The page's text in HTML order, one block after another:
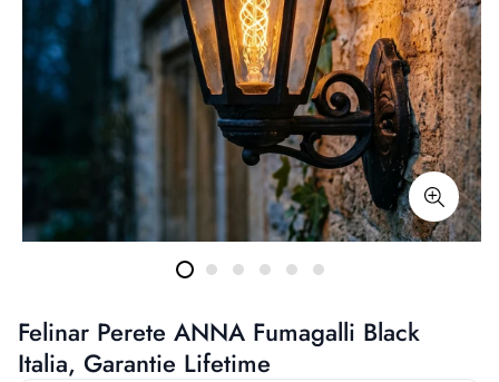
Felinar Perete ANNA Fumagalli Black
Italia, Garantie Lifetime